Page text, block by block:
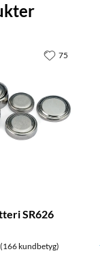
SR626
(166 kundbetyg)
75